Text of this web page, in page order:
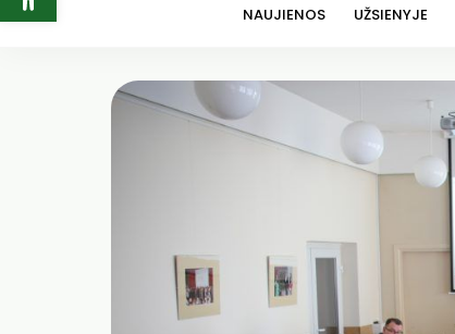
NAUJIENOS UŽSIENYJE